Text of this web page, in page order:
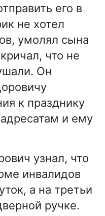
его в
не хотел
умолял сына
что не
Он
к празднику
и ему
узнал, что
инвалидов
а на третьи
ручке.